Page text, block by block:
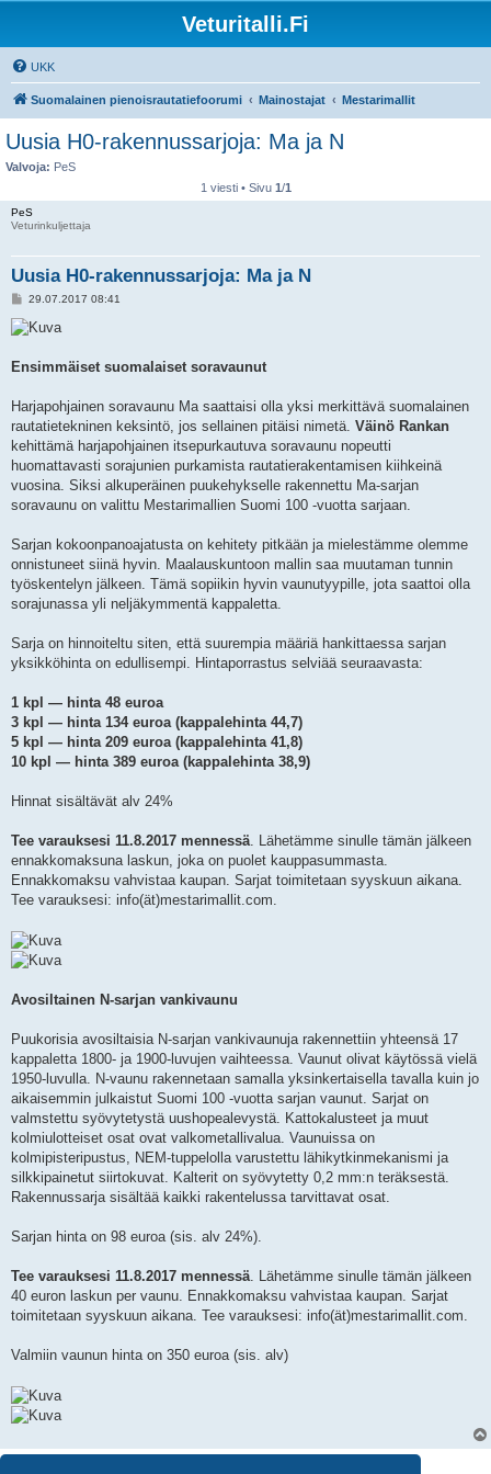
Veturitalli.Fi
UKK
Suomalainen pienoisrautatiefoorumi Mainostajat Mestarimallit
Uusia H0-rakennussarjoja: Ma ja N
Valvoja: PeS
1 viesti • Sivu 1/1
PeS
Veturinkuljettaja
Uusia H0-rakennussarjoja: Ma ja N
V
e
s
i
29.07.2017 08:41
Ensimmäiset suomalaiset soravaunut
Harjapohjainen soravaunu Ma saattaisi olla yksi merkittävä suomalainen
rautatietekninen keksintö, jos sellainen pitäisi nimetä. Väinö Rankan
kehittämä harjapohjainen itsepurkautuva soravaunu nopeutti
huomattavasti sorajunien purkamista rautatierakentamisen kiihkeinä
vuosina. Siksi alkuperäinen puukehykselle rakennettu Ma-sarjan
soravaunu on valittu Mestarimallien Suomi 100 -vuotta sarjaan.
Sarjan kokoonpanoajatusta on kehitety pitkään ja mielestämme olemme
onnistuneet siinä hyvin. Maalauskuntoon mallin saa muutaman tunnin
työskentelyn jälkeen. Tämä sopiikin hyvin vaunutyypille, jota saattoi olla
sorajunassa yli neljäkymmentä kappaletta.
Sarja on hinnoiteltu siten, että suurempia määriä hankittaessa sarjan
yksikköhinta on edullisempi. Hintaporrastus selviää seuraavasta:
1 kpl — hinta 48 euroa
3 kpl — hinta 134 euroa (kappalehinta 44,7)
5 kpl — hinta 209 euroa (kappalehinta 41,8)
10 kpl — hinta 389 euroa (kappalehinta 38,9)
Hinnat sisältävät alv 24%
Tee varauksesi 11.8.2017 mennessä. Lähetämme sinulle tämän jälkeen
ennakkomaksuna laskun, joka on puolet kauppasummasta.
Ennakkomaksu vahvistaa kaupan. Sarjat toimitetaan syyskuun aikana.
Tee varauksesi: info(ät)mestarimallit.com.
Avosiltainen N-sarjan vankivaunu
Puukorisia avosiltaisia N-sarjan vankivaunuja rakennettiin yhteensä 17
kappaletta 1800- ja 1900-luvujen vaihteessa. Vaunut olivat käytössä vielä
1950-luvulla. N-vaunu rakennetaan samalla yksinkertaisella tavalla kuin jo
aikaisemmin julkaistut Suomi 100 -vuotta sarjan vaunut. Sarjat on
valmstettu syövytetystä uushopealevystä. Kattokalusteet ja muut
kolmiulotteiset osat ovat valkometallivalua. Vaunuissa on
kolmipisteripustus, NEM-tuppelolla varustettu lähikytkinmekanismi ja
silkkipainetut siirtokuvat. Kalterit on syövytetty 0,2 mm:n teräksestä.
Rakennussarja sisältää kaikki rakentelussa tarvittavat osat.
Sarjan hinta on 98 euroa (sis. alv 24%).
Tee varauksesi 11.8.2017 mennessä. Lähetämme sinulle tämän jälkeen
40 euron laskun per vaunu. Ennakkomaksu vahvistaa kaupan. Sarjat
toimitetaan syyskuun aikana. Tee varauksesi: info(ät)mestarimallit.com.
Valmiin vaunun hinta on 350 euroa (sis. alv)